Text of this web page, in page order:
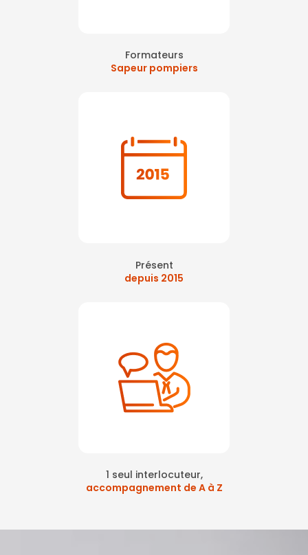
Formateurs
Sapeur pompiers
Présent
depuis 2015
1 seul interlocuteur,
accompagnement de A à Z